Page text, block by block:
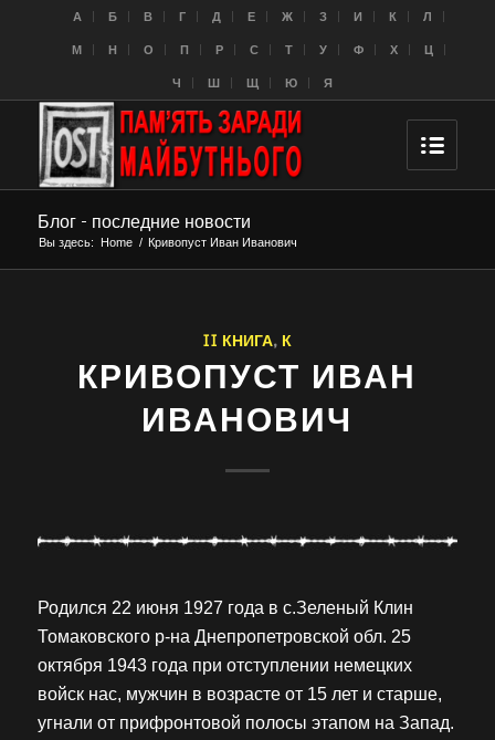
A Б В Г Д Е Ж З И К Л
M Н О П Р С Т У Ф Х Ц
Ч Ш Щ Ю Я
Блог - последние новости
Вы здесь: Home / Кривопуст Иван Иванович
II КНИГА, К
КРИВОПУСТ ИВАН
ИВАНОВИЧ
Родился 22 июня 1927 года в с.Зеленый Клин
Томаковского р-на Днепропетровской обл. 25
октября 1943 года при отступлении немецких
войск нас, мужчин в возрасте от 15 лет и старше,
угнали от прифронтовой полосы этапом на Запад.